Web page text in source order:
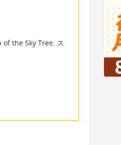
the Sky Tree. ス